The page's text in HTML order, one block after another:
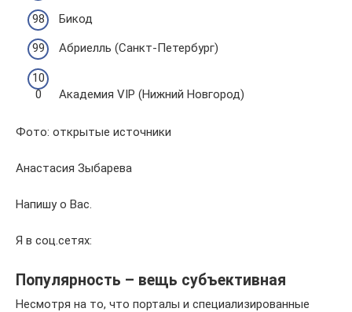
Бикод
Абриелль (Санкт-Петербург)
Академия VIP (Нижний Новгород)
Фото: открытые источники
Анастасия Зыбарева
Напишу о Вас.
Я в соц.сетях:
Популярность – вещь субъективная
Несмотря на то, что порталы и специализированные